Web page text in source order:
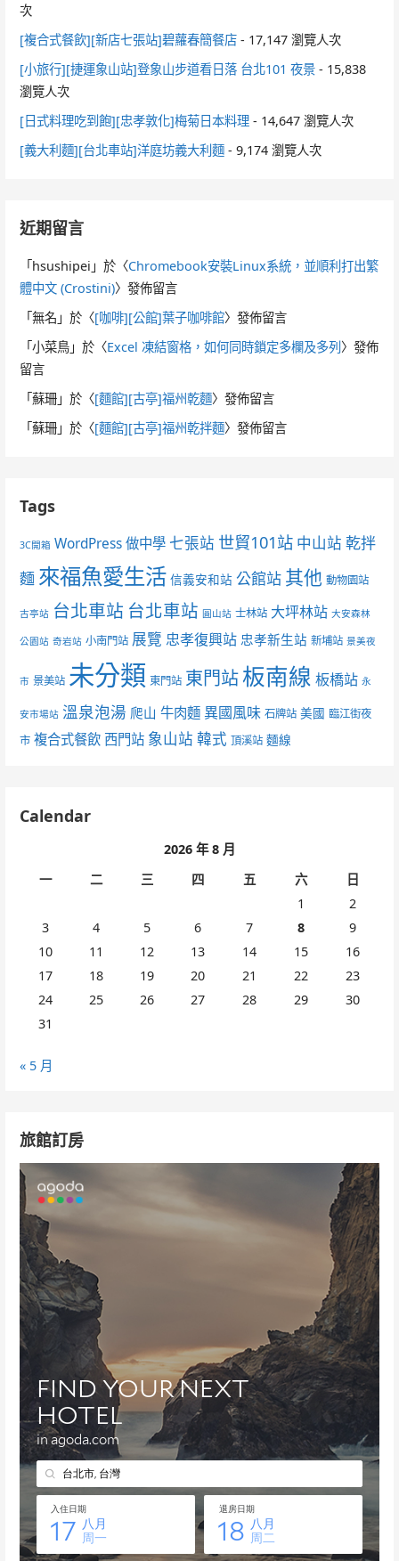
次
[複合式餐飲][新店七張站]碧蘿春簡餐店 - 17,147 瀏覽人次
[小旅行][捷運象山站]登象山步道看日落 台北101 夜景 - 15,838
瀏覽人次
[日式料理吃到飽][忠孝敦化]梅菊日本料理 - 14,647 瀏覽人次
[義大利麵][台北車站]洋庭坊義大利麵 - 9,174 瀏覽人次
近期留言
「hsushipei 」於〈Chromebook安裝Linux系統，並順利打出繁
體中文 (Crostini)〉發佈留言
「無名 」於〈[咖啡][公館]葉子咖啡館〉發佈留言
「小菜鳥 」於〈Excel 凍結窗格，如何同時鎖定多欄及多列〉發佈
留言
「蘇珊 」於〈[麵館][古亭]福州乾麵〉發佈留言
「蘇珊 」於〈[麵館][古亭]福州乾拌麵〉發佈留言
Tags
3C開箱 WordPress 做中學 七張站 世貿101站 中山站 乾拌
麵 來福魚愛生活 信義安和站 公館站 其他 動物園站
古亭站 台北車站 台北車站 圓山站 士林站 大坪林站 大安森林
公園站 奇岩站 小南門站 展覽 忠孝復興站 忠孝新生站 新埔站 景美夜
市 景美站 未分類 東門站 東門站板南線 板橋站 永
安市場站 溫泉泡湯 爬山 牛肉麵 異國風味 石牌站 美國 臨江街夜
市 複合式餐飲 西門站 象山站 韓式 頂溪站 麵線
Calendar
2026 年 8 月
一
二 三 四 五 六
日
1
2
3
4 5 6 7 8
9
10
11 12 13 14 15
16
17
18 19 20 21 22
23
24
25 26 27 28 29
30
31
« 5 月
旅館訂房